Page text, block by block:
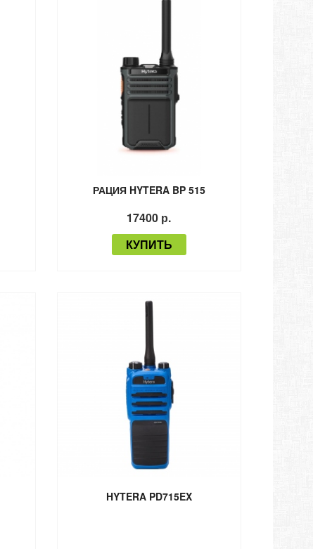
РАЦИЯ HYTERA BP 515
17400 р.
КУПИТЬ
HYTERA PD715EX